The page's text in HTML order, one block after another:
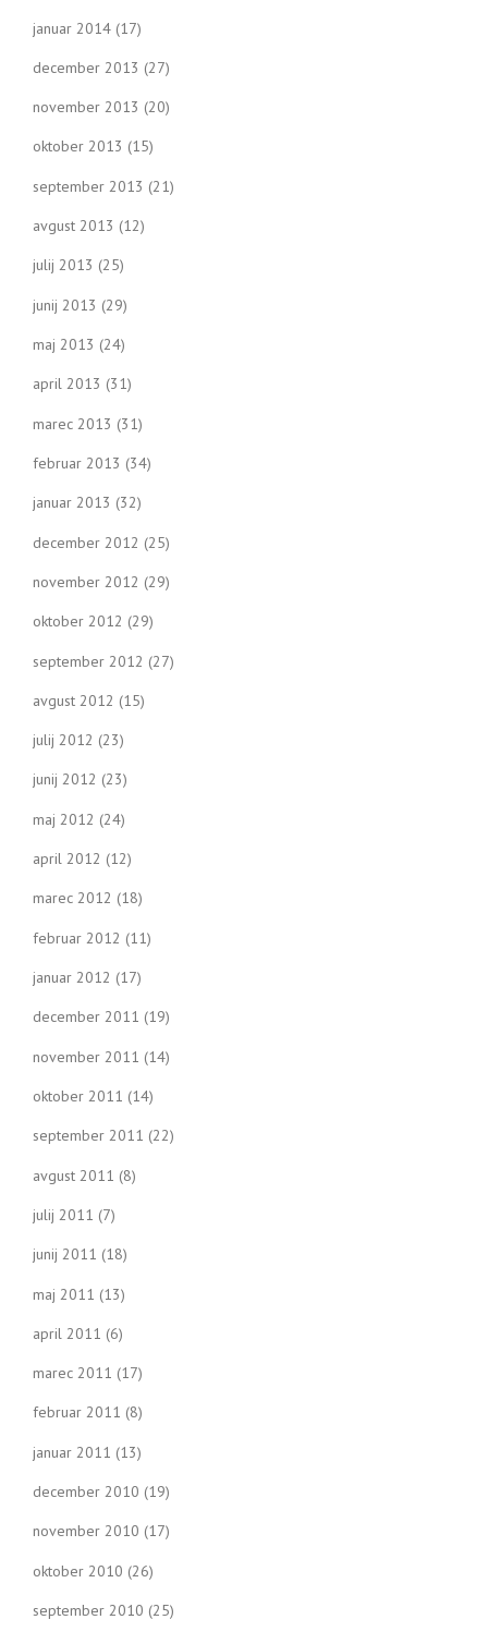
januar 2014 (17)
december 2013 (27)
november 2013 (20)
oktober 2013 (15)
september 2013 (21)
avgust 2013 (12)
julij 2013 (25)
junij 2013 (29)
maj 2013 (24)
april 2013 (31)
marec 2013 (31)
februar 2013 (34)
januar 2013 (32)
december 2012 (25)
november 2012 (29)
oktober 2012 (29)
september 2012 (27)
avgust 2012 (15)
julij 2012 (23)
junij 2012 (23)
maj 2012 (24)
april 2012 (12)
marec 2012 (18)
februar 2012 (11)
januar 2012 (17)
december 2011 (19)
november 2011 (14)
oktober 2011 (14)
september 2011 (22)
avgust 2011 (8)
julij 2011 (7)
junij 2011 (18)
maj 2011 (13)
april 2011 (6)
marec 2011 (17)
februar 2011 (8)
januar 2011 (13)
december 2010 (19)
november 2010 (17)
oktober 2010 (26)
september 2010 (25)